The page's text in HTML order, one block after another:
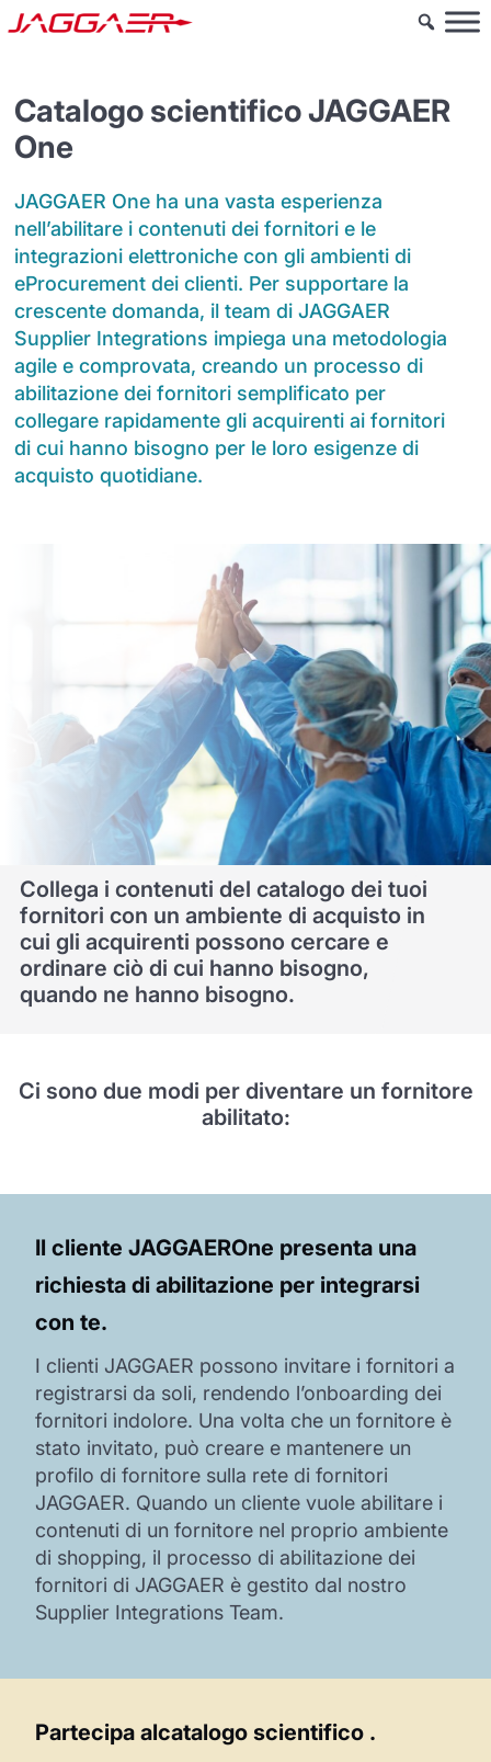
Catalogo scientifico JAGGAER
One
JAGGAER One ha una vasta esperienza
nell’abilitare i contenuti dei fornitori e le
integrazioni elettroniche con gli ambienti di
eProcurement dei clienti. Per supportare la
crescente domanda, il team di JAGGAER
Supplier Integrations impiega una metodologia
agile e comprovata, creando un processo di
abilitazione dei fornitori semplificato per
collegare rapidamente gli acquirenti ai fornitori
di cui hanno bisogno per le loro esigenze di
acquisto quotidiane.
Collega i contenuti del catalogo dei tuoi
fornitori con un ambiente di acquisto in
cui gli acquirenti possono cercare e
ordinare ciò di cui hanno bisogno,
quando ne hanno bisogno.
Ci sono due modi per diventare un fornitore
abilitato:
Il cliente JAGGAEROne presenta una
richiesta di abilitazione per integrarsi
con te.
I clienti JAGGAER possono invitare i fornitori a
registrarsi da soli, rendendo l’onboarding dei
fornitori indolore. Una volta che un fornitore è
stato invitato, può creare e mantenere un
profilo di fornitore sulla rete di fornitori
JAGGAER. Quando un cliente vuole abilitare i
contenuti di un fornitore nel proprio ambiente
di shopping, il processo di abilitazione dei
fornitori di JAGGAER è gestito dal nostro
Supplier Integrations Team.
Partecipa alcatalogo scientifico .